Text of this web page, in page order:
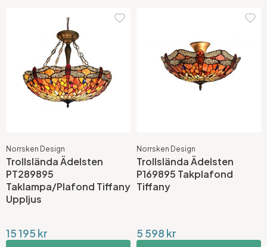
personlig prägel med våra noga utvalda lampor.
Norrsken Design
Trollslända Ädelsten
PT289895
Taklampa/Plafond Tiffany
Uppljus
15 195 kr
Norrsken Design
Trollslända Ädelsten
P169895 Takplafond
Tiffany
5 598 kr